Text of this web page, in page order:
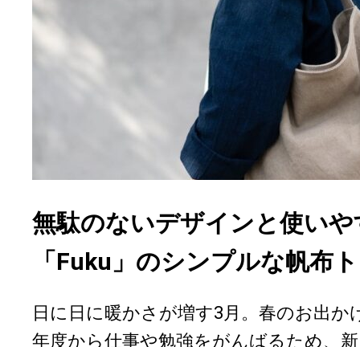
無駄のないデザインと使い
「Fuku」のシンプルな帆布
日に日に暖かさが増す3月。春のお出
年度から仕事や勉強をがんばるため、